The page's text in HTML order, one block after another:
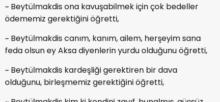
~ Beytülmakdis ona kavuşabilmek için çok bedeller
ödememiz gerektiğini öğretti,
~ Beytülmakdis canım, kanım, ailem, herşeyim sana
feda olsun ey Aksa diyenlerin yurdu olduğunu öğretti,
~ Beytülmakdis kardeşliği gerektiren bir dava
olduğunu, birleşmemiz gerektiğini öğretti,